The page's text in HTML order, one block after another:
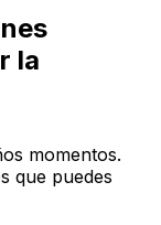
la
momentos.
que puedes